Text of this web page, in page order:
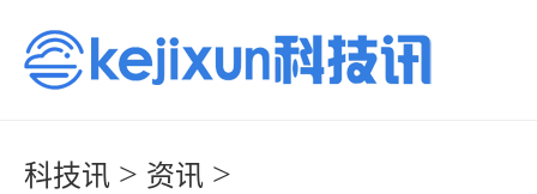
科技讯 > 资讯 >